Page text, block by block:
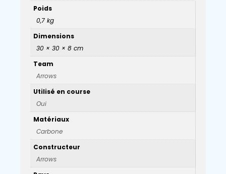
Poids
0,7 kg
Dimensions
30 × 30 × 8 cm
Team
Arrows
Utilisé en course
Oui
Matériaux
Carbone
Constructeur
Arrows